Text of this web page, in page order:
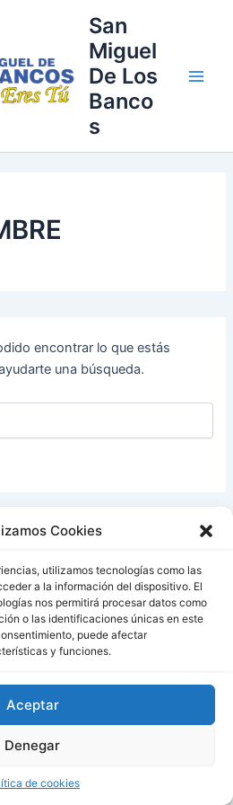
Cookies
utilizamos tecnologías como las
a la información del dispositivo. El
nos permitirá procesar datos como
o las identificaciones únicas en este
puede afectar
y funciones.
Aceptar
Denegar
de cookies
San
Miguel
De Los
Banco
s
encontrar lo que estás
una búsqueda.
San Miguel De Los Bancos |